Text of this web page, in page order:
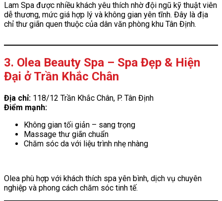
Lam Spa được nhiều khách yêu thích nhờ đội ngũ kỹ thuật viên
dễ thương, mức giá hợp lý và không gian yên tĩnh. Đây là địa
chỉ thư giãn quen thuộc của dân văn phòng khu Tân Định.
3. Olea Beauty Spa – Spa Đẹp & Hiện
Đại ở Trần Khắc Chân
Địa chỉ: 118/12 Trần Khắc Chân, P. Tân Định
Điểm mạnh:
Không gian tối giản – sang trọng
Massage thư giãn chuẩn
Chăm sóc da với liệu trình nhẹ nhàng
Olea phù hợp với khách thích spa yên bình, dịch vụ chuyên
nghiệp và phong cách chăm sóc tinh tế.